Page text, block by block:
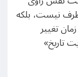
نیست، بلکه
تغییر
تاریخ»